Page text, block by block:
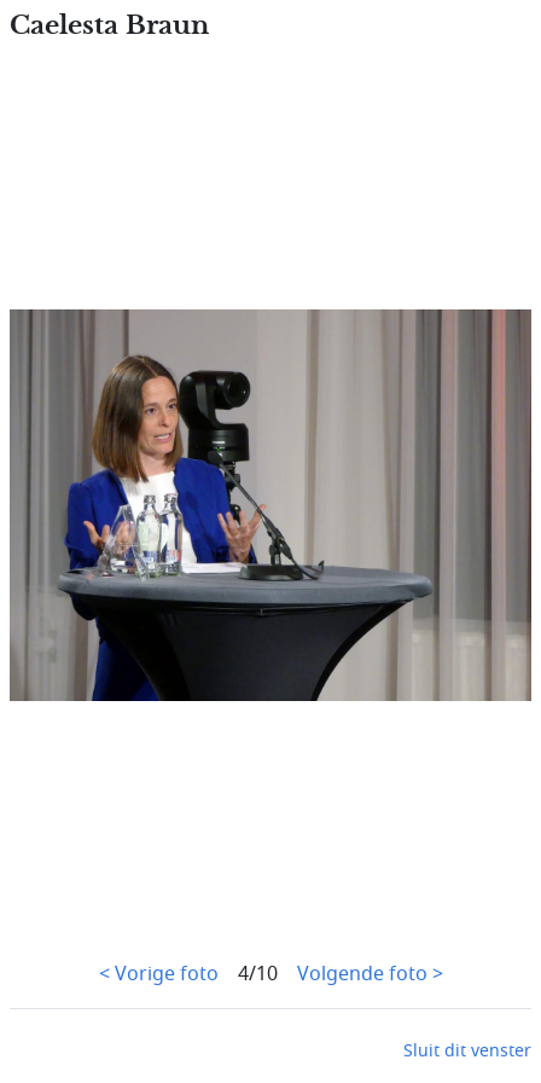
Caelesta Braun
< Vorige foto 4/10 Volgende foto >
Sluit dit venster